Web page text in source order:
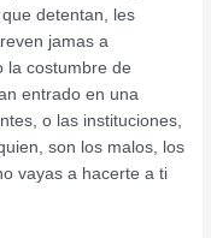
detentan, les
jamas a
la costumbre de
entrado en una
o las instituciones,
son los malos, los
vayas a hacerte a ti